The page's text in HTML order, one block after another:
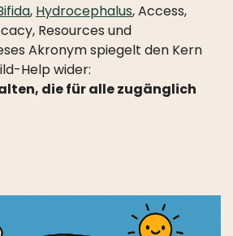
, Hydrocephalus, Access,
Resources und
Akronym spiegelt den Kern
Help wider:
die für alle zugänglich